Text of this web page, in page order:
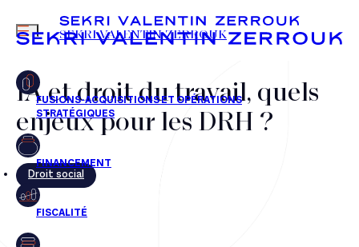
FR EN
MENU SEKRI VALENTIN ZERROUK
IA et droit du travail, quels
enjeux pour les DRH ?
Droit social